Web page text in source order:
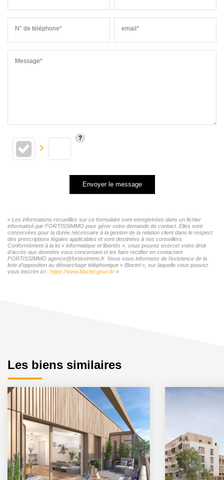
N° de téléphone* email*
Message*
Envoyer le message
« Les informations recueillies sur ce formulaire sont enregistrées dans un fichier
informatisé par FORTISSIMMO pour gérer votre demande de contact. Elles sont
conservées pour la durée nécessaire à la gestion de la relation client dans le respect
des prescriptions légales applicables et sont destinées à nos conseillers
Conformément à la loi « informatique et libertés », vous pouvez exercer votre droit
d'accès aux données vous concernant et les faire rectifier en contactant
FORTISSIMMO agence@fortissimmo.fr. Nous vous informons de l'existence de la
liste d'opposition au démarchage téléphonique « Bloctel », sur laquelle vous pouvez
vous inscrire ici : https://www.bloctel.gouv.fr/»
Les biens similaires